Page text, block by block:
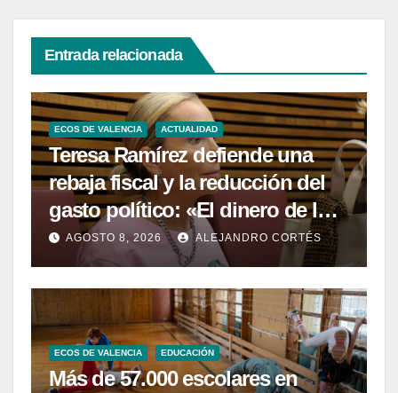
Entrada relacionada
ECOS DE VALENCIA ACTUALIDAD
Teresa Ramírez defiende una
rebaja fiscal y la reducción del
gasto político: «El dinero de los
valencianos es de los
valencianos»
AGOSTO 8, 2026 ALEJANDRO CORTÉS
ECOS DE VALENCIA EDUCACIÓN
Más de 57.000 escolares en